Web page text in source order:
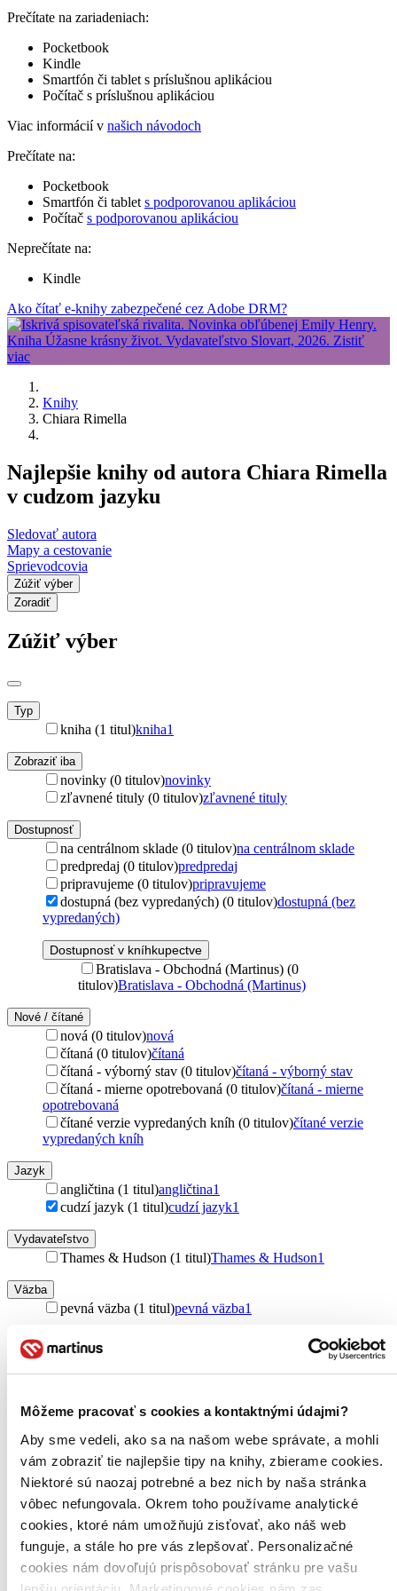
Môžeme pracovať s cookies a kontaktnými údajmi?
Aby sme vedeli, ako sa na našom webe správate, a mohli
vám zobraziť tie najlepšie tipy na knihy, zbierame cookies.
Niektoré sú naozaj potrebné a bez nich by naša stránka
vôbec nefungovala. Okrem toho používame analytické
cookies, ktoré nám umožňujú zisťovať, ako náš web
funguje, a stále ho pre vás zlepšovať. Personalizačné
cookies nám dovoľujú prispôsobovať stránku pre vašu
Prečítate na zariadeniach:
Pocketbook
Kindle
Smartfón či tablet s príslušnou aplikáciou
Počítač s príslušnou aplikáciou
Viac informácií v našich návodoch
Prečítate na:
Pocketbook
Smartfón či tablet s podporovanou aplikáciou
Počítač s podporovanou aplikáciou
Neprečítate na:
Kindle
Ako čítať e-knihy zabezpečené cez Adobe DRM?
Knihy
Chiara Rimella
Najlepšie knihy od autora Chiara Rimella
v cudzom jazyku
Sledovať autora
Mapy a cestovanie
Sprievodcovia
Zúžiť výber
Zoradiť
Zúžiť výber
Typ
kniha (1 titul)kniha1
Zobraziť iba
novinky (0 titulov)novinky
zľavnené tituly (0 titulov)zľavnené tituly
Dostupnosť
na centrálnom sklade (0 titulov)na centrálnom sklade
predpredaj (0 titulov)predpredaj
pripravujeme (0 titulov)pripravujeme
dostupná (bez vypredaných) (0 titulov)dostupná (bez
vypredaných)
Dostupnosť v kníhkupectve
Bratislava - Obchodná (Martinus) (0
titulov)Bratislava - Obchodná (Martinus)
Nové / čítané
nová (0 titulov)nová
čítaná (0 titulov)čítaná
čítaná - výborný stav (0 titulov)čítaná - výborný stav
čítaná - mierne opotrebovaná (0 titulov)čítaná - mierne
opotrebovaná
čítané verzie vypredaných kníh (0 titulov)čítané verzie
vypredaných kníh
Jazyk
angličtina (1 titul)angličtina1
cudzí jazyk (1 titul)cudzí jazyk1
Vydavateľstvo
Thames & Hudson (1 titul)Thames & Hudson1
Väzba
pevná väzba (1 titul)pevná väzba1
Zúžiť výber
Zoradiť
Bestsellery
Top hodnotené
Najdrahšie
Najlacnejšie
Najvyššia zľava